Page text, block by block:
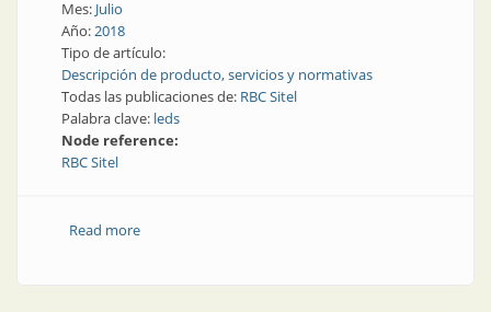
Mes: Julio
Año:2018
Tipo de artículo:
Descripción de producto, servicios y normativas
Todas las publicaciones de: RBC Sitel
Palabra clave: leds
Node reference:
RBC Sitel
Read moreabout Iluminación | De todo para usar con leds